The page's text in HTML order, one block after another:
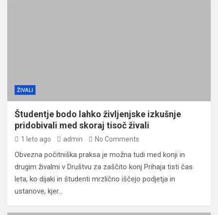
ŽIVALI
Študentje bodo lahko življenjske izkušnje
pridobivali med skoraj tisoč živali
1 leto ago admin No Comments
Obvezna počitniška praksa je možna tudi med konji in
drugim živalmi v Društvu za zaščito konj Prihaja tisti čas
leta, ko dijaki in študenti mrzlično iščejo podjetja in
ustanove, kjer…